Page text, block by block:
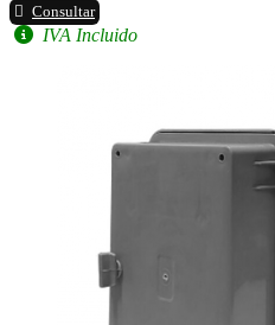
Consultar
IVA Incluido